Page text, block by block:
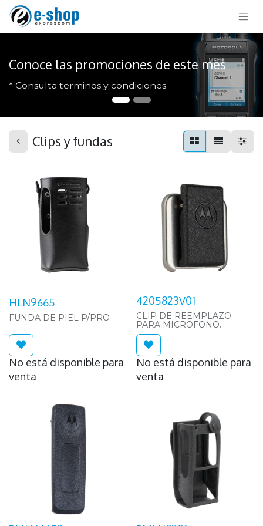
Conoce las promociones de este mes
* Consulta terminos y condiciones
Clips y fundas
HLN9665
FUNDA DE PIEL P/PRO
No está disponible para
venta
4205823V01
CLIP DE REEMPLAZO
PARA MICROFONO
REMOTO MOD.PMMN4013
No está disponible para
venta